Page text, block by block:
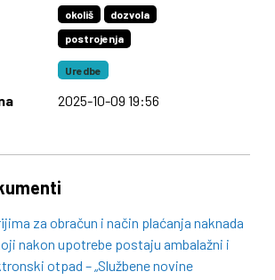
okoliš
dozvola
postrojenja
Uredbe
2025-10-09 19:56
za obračun i način plaćanja naknada
nakon upotrebe postaju ambalažni i
otpad – „Službene novine